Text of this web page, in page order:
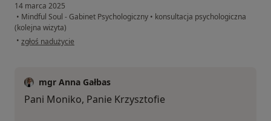
14 marca 2025
• Mindful Soul - Gabinet Psychologiczny • konsultacja psychologiczna
(kolejna wizyta)
• w opinii użytkownika Monika i Krzysztof
zgłoś nadużycie
mgr Anna Gałbas
Pani Moniko, Panie Krzysztofie